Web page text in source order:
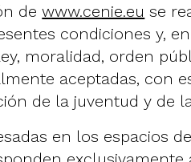
dewww.cenie.eu se
condiciones y,
moralidad, orden
aceptadas, con
de la juventud y de
en los espacios